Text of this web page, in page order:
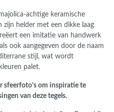
achtige keramische
zijn helder met een dikke laag
een imitatie van handwerk
ook aangegeven door de naam
stijl, wat wordt
palet.
sfeerfoto’s om inspiratie te
van deze tegels.